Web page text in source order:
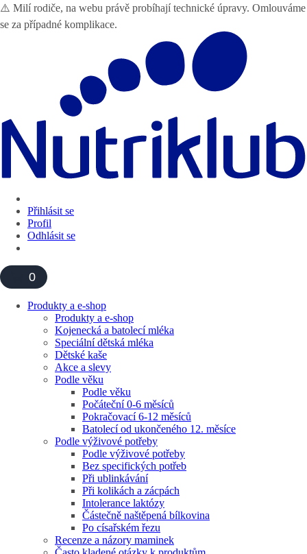
⚠️ Milí rodiče, na webu právě probíhají technické úpravy. Omlouváme
se za případné komplikace.
Přihlásit se
Profil
Odhlásit se
0
Produkty a e-shop
Produkty a e-shop
Kojenecká a batolecí mléka
Speciální dětská mléka
Dětské kaše
Akce a slevy
Podle věku
Podle věku
Počáteční 0-6 měsíců
Pokračovací 6-12 měsíců
Batolecí od ukončeného 12. měsíce
Podle výživové potřeby
Podle výživové potřeby
Bez specifických potřeb
Při ublinkávání
Při kolikách a zácpách
Intolerance laktózy
Částečně naštěpená bílkovina
Po císařském řezu
Recenze a názory maminek